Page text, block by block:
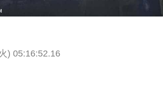
) 05:16:52.16